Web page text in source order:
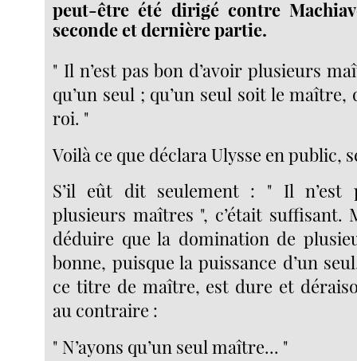
peut-être été dirigé contre
seconde et dernière partie.
" Il n’est pas bon d’avoir plusieurs
qu’un seul ; qu’un seul soit le maître,
roi. "
Voilà ce que déclara Ulysse en public,
S’il eût dit seulement : " Il n’est
plusieurs maîtres ", c’était suffisant.
déduire que la domination de
bonne, puisque la puissance d’un
ce titre de maître, est dure et
au contraire :
" N’ayons qu’un seul maître... "